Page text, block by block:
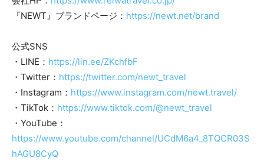
『NEWT』ブランドページ： https://newt.net/brand
公式SNS
・LINE： https://lin.ee/ZKchfbF
・Twitter： https://twitter.com/newt_travel
・Instagram： https://www.instagram.com/newt.travel/
・TikTok： https://www.tiktok.com/@newt_travel
・YouTube：
https://www.youtube.com/channel/UCdM6a4_8TQCR03S
hAGU8CyQ